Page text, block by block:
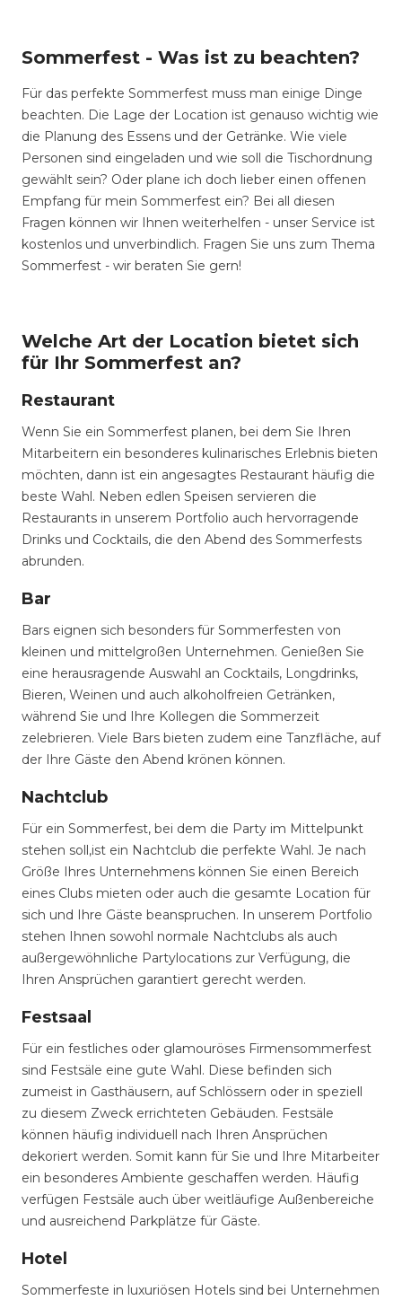
Sommerfest - Was ist zu beachten?
Für das perfekte Sommerfest muss man einige Dinge
beachten. Die Lage der Location ist genauso wichtig wie
die Planung des Essens und der Getränke. Wie viele
Personen sind eingeladen und wie soll die Tischordnung
gewählt sein? Oder plane ich doch lieber einen offenen
Empfang für mein Sommerfest ein? Bei all diesen
Fragen können wir Ihnen weiterhelfen - unser Service ist
kostenlos und unverbindlich. Fragen Sie uns zum Thema
Sommerfest - wir beraten Sie gern!
Welche Art der Location bietet sich
für Ihr Sommerfest an?
Restaurant
Wenn Sie ein Sommerfest planen, bei dem Sie Ihren
Mitarbeitern ein besonderes kulinarisches Erlebnis bieten
möchten, dann ist ein angesagtes Restaurant häufig die
beste Wahl. Neben edlen Speisen servieren die
Restaurants in unserem Portfolio auch hervorragende
Drinks und Cocktails, die den Abend des Sommerfests
abrunden.
Bar
Bars eignen sich besonders für Sommerfesten von
kleinen und mittelgroßen Unternehmen. Genießen Sie
eine herausragende Auswahl an Cocktails, Longdrinks,
Bieren, Weinen und auch alkoholfreien Getränken,
während Sie und Ihre Kollegen die Sommerzeit
zelebrieren. Viele Bars bieten zudem eine Tanzfläche, auf
der Ihre Gäste den Abend krönen können.
Nachtclub
Für ein Sommerfest, bei dem die Party im Mittelpunkt
stehen soll,ist ein Nachtclub die perfekte Wahl. Je nach
Größe Ihres Unternehmens können Sie einen Bereich
eines Clubs mieten oder auch die gesamte Location für
sich und Ihre Gäste beanspruchen. In unserem Portfolio
stehen Ihnen sowohl normale Nachtclubs als auch
außergewöhnliche Partylocations zur Verfügung, die
Ihren Ansprüchen garantiert gerecht werden.
Festsaal
Für ein festliches oder glamouröses Firmensommerfest
sind Festsäle eine gute Wahl. Diese befinden sich
zumeist in Gasthäusern, auf Schlössern oder in speziell
zu diesem Zweck errichteten Gebäuden. Festsäle
können häufig individuell nach Ihren Ansprüchen
dekoriert werden. Somit kann für Sie und Ihre Mitarbeiter
ein besonderes Ambiente geschaffen werden. Häufig
verfügen Festsäle auch über weitläufige Außenbereiche
und ausreichend Parkplätze für Gäste.
Hotel
Sommerfeste in luxuriösen Hotels sind bei Unternehmen